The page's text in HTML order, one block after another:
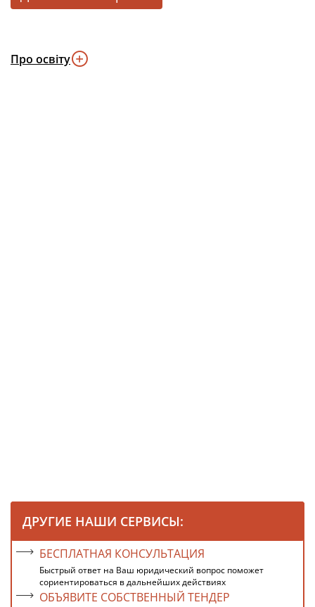
Про освіту
ДРУГИЕ НАШИ СЕРВИСЫ:
БЕСПЛАТНАЯ КОНСУЛЬТАЦИЯ
Быстрый ответ на Ваш юридический вопрос поможет
сориентироваться в дальнейших действиях
ОБЪЯВИТЕ СОБСТВЕННЫЙ ТЕНДЕР